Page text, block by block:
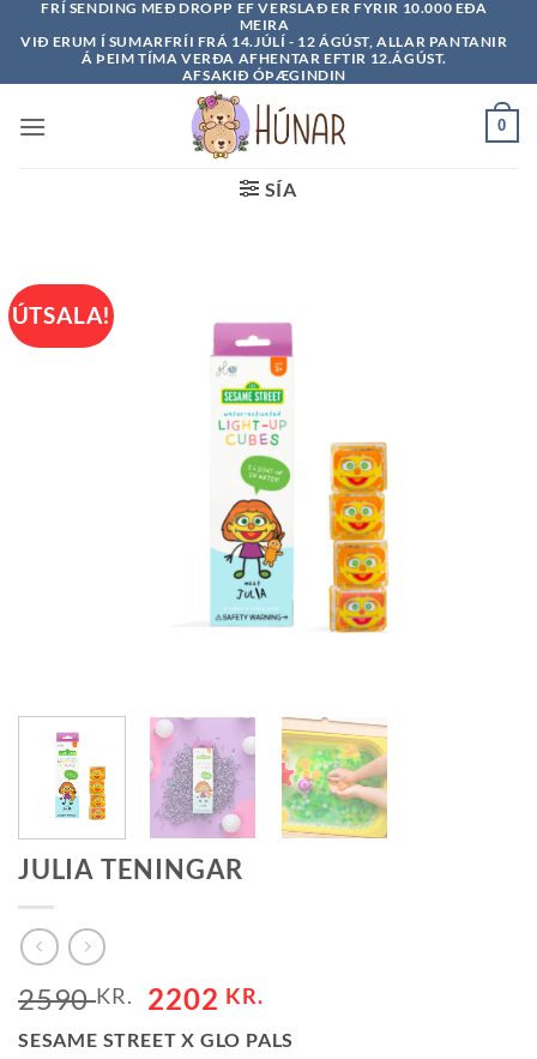
FRÍ SENDING MEÐ DROPP EF VERSLAÐ ER FYRIR 10.000 EÐA
MEIRA
VIÐ ERUM Í SUMARFRÍI FRÁ 14.JÚLÍ - 12 ÁGÚST, ALLAR PANTANIR
Á ÞEIM TÍMA VERÐA AFHENTAR EFTIR 12.ÁGÚST.
AFSAKIÐ ÓÞÆGINDIN
0
SÍA
ÚTSALA!
JULIA TENINGAR
2590KR. 2202 KR.
SESAME STREET X GLO PALS